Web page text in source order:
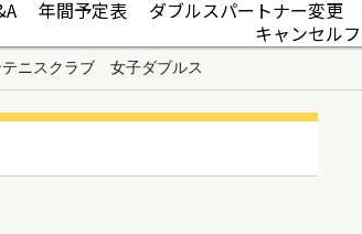
年間予定表 ダブルスパートナー変更
キャンセル
ニスクラブ 女子ダブルス